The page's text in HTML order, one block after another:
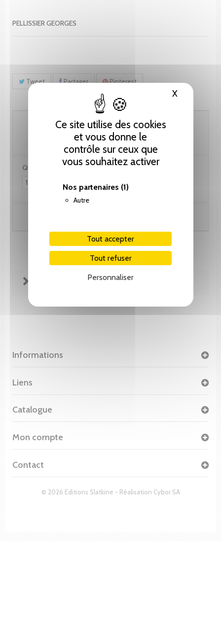
Ce site utilise des cookies
et vous donne le
contrôle sur ceux que
vous souhaitez activer
Nos partenaires (1)
Autre
Tout accepter
Tout refuser
Personnaliser
XMasquer
PELLISSIER GEORGES
Tweet Partager Pinterest
61.55 CHF
Quantité :
FICHE TECHNIQUE
Informations
© 2026 Editions Slatkine - Réalisation Cybor SA
Liens
Catalogue
Mon compte
Contact